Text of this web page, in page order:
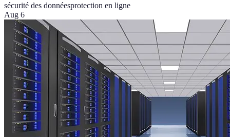
sécurité des donnéesprotection en ligne
Aug 6